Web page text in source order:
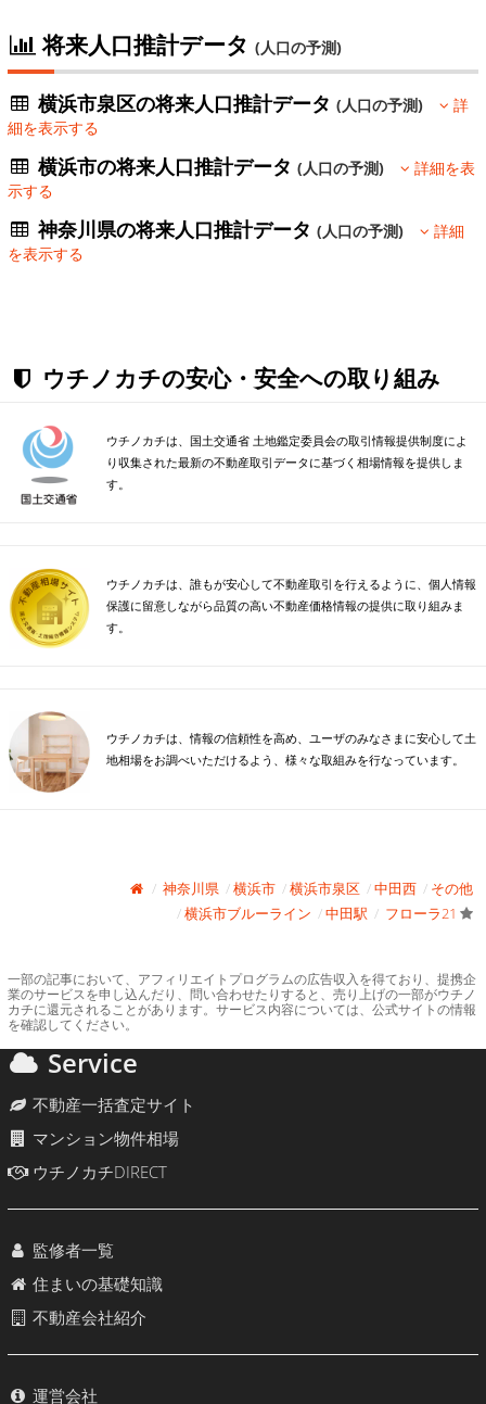
将来人口推計データ (人口の予測)
横浜市泉区の将来人口推計データ(人口の予測)
詳
細を表示する
横浜市の将来人口推計データ(人口の予測)
詳細を表
示する
神奈川県の将来人口推計データ(人口の予測)
詳細
を表示する
ウチノカチの安心・安全への取り組み
ウチノカチは、国土交通省 土地鑑定委員会の取引情報提供制度によ
り収集された最新の不動産取引データに基づく相場情報を提供しま
す。
ウチノカチは、誰もが安心して不動産取引を行えるように、個人情報
保護に留意しながら品質の高い不動産価格情報の提供に取り組みま
す。
ウチノカチは、情報の信頼性を高め、ユーザのみなさまに安心して土
地相場をお調べいただけるよう、様々な取組みを行なっています。
神奈川県 横浜市 横浜市泉区 中田西
その他
横浜市ブルーライン
中田駅 フローラ21
一部の記事において、アフィリエイトプログラムの広告収入を得ており、提携企
業のサービスを申し込んだり、問い合わせたりすると、売り上げの一部がウチノ
カチに還元されることがあります。サービス内容については、公式サイトの情報
を確認してください。
Service
不動産一括査定サイト
マンション物件相場
ウチノカチDIRECT
監修者一覧
住まいの基礎知識
不動産会社紹介
運営会社